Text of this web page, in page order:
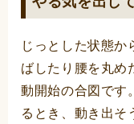
じっとした状態か
ばしたり腰を丸め
動開始の合図です
るとき、動き出そ